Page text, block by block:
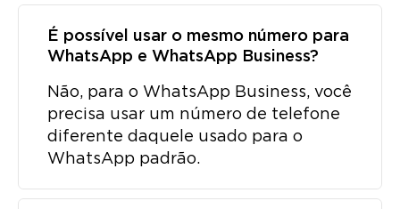
É possível usar o mesmo número para
WhatsApp e WhatsApp Business?
Não, para o WhatsApp Business, você
precisa usar um número de telefone
diferente daquele usado para o
WhatsApp padrão.